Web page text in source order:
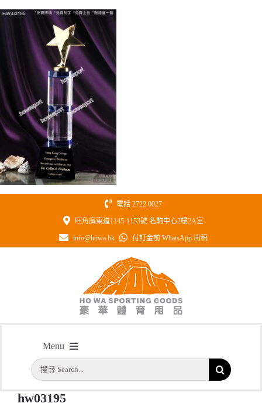
Skip
電話 2722 0027
旺角廣東道1145-1153號 名駒中心2樓2A室
info@howa.hk 付訂金前 WhatsApp 出稿
Menu
首頁
搜
索
結
主頁 型號: HW03195 六角柱星形水晶獎座
hw03195